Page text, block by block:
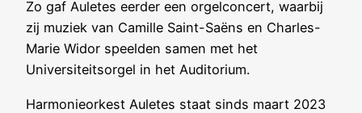
Zo gaf Auletes eerder een orgelconcert, waarbij
zij muziek van Camille Saint-Saëns en Charles-
Marie Widor speelden samen met het
Universiteitsorgel in het Auditorium.
Harmonieorkest Auletes staat sinds maart 2023